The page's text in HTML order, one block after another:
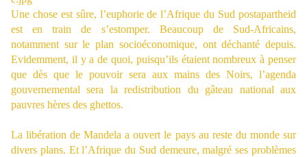
Une chose est sûre, l’euphorie de l’Afrique du Sud postapartheid
est en train de s’estomper. Beaucoup de Sud-Africains,
notamment sur le plan socioéconomique, ont déchanté depuis.
Evidemment, il y a de quoi, puisqu’ils étaient nombreux à penser
que dès que le pouvoir sera aux mains des Noirs, l’agenda
gouvernemental sera la redistribution du gâteau national aux
pauvres hères des ghettos.
La libération de Mandela a ouvert le pays au reste du monde sur
divers plans. Et l’Afrique du Sud demeure, malgré ses problèmes